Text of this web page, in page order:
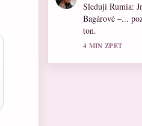
Uzitecny
diagnóza,
pokracujte v
6 MIN ZPET